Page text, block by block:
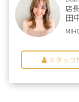
店長
田
スタッフ